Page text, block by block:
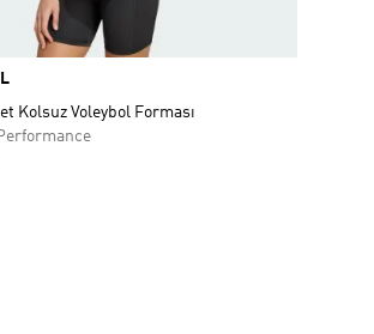
Kolsuz Voleybol Forması